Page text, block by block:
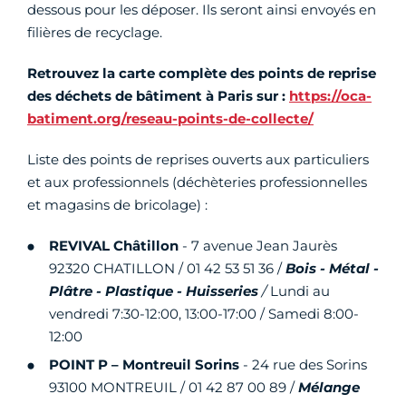
dessous pour les déposer. Ils seront ainsi envoyés en
filières de recyclage.
Retrouvez la carte complète des points de reprise
des déchets de bâtiment à Paris sur : https://oca-
batiment.org/reseau-points-de-collecte/
Liste des points de reprises ouverts aux particuliers
et aux professionnels (déchèteries professionnelles
et magasins de bricolage) :
REVIVAL Châtillon - 7 avenue Jean Jaurès
92320 CHATILLON / 01 42 53 51 36 /Bois - Métal -
Plâtre - Plastique - Huisseries/Lundi au
vendredi 7:30-12:00, 13:00-17:00 / Samedi 8:00-
12:00
POINT P – Montreuil Sorins - 24 rue des Sorins
93100 MONTREUIL / 01 42 87 00 89 /Mélange